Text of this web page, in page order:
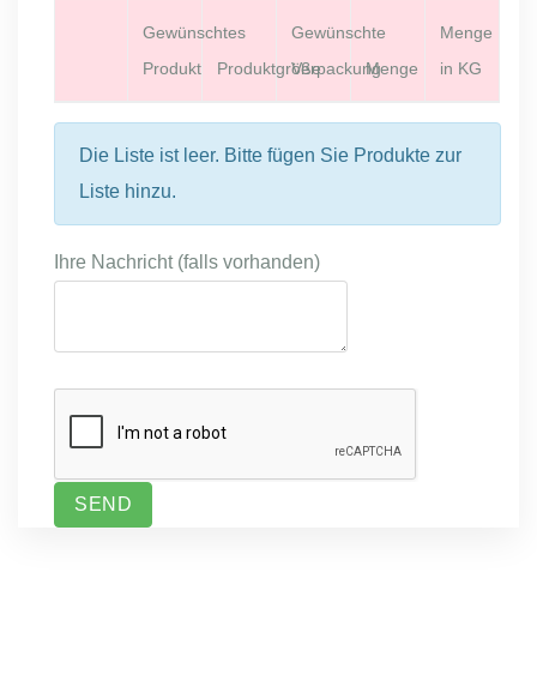
Gewünschtes
Produkt
Produktgröße
Gewünschte
VerpackungMenge
Menge
in KG
Die Liste ist leer. Bitte fügen Sie Produkte zur
Liste hinzu.
Ihre Nachricht (falls vorhanden)
SEND